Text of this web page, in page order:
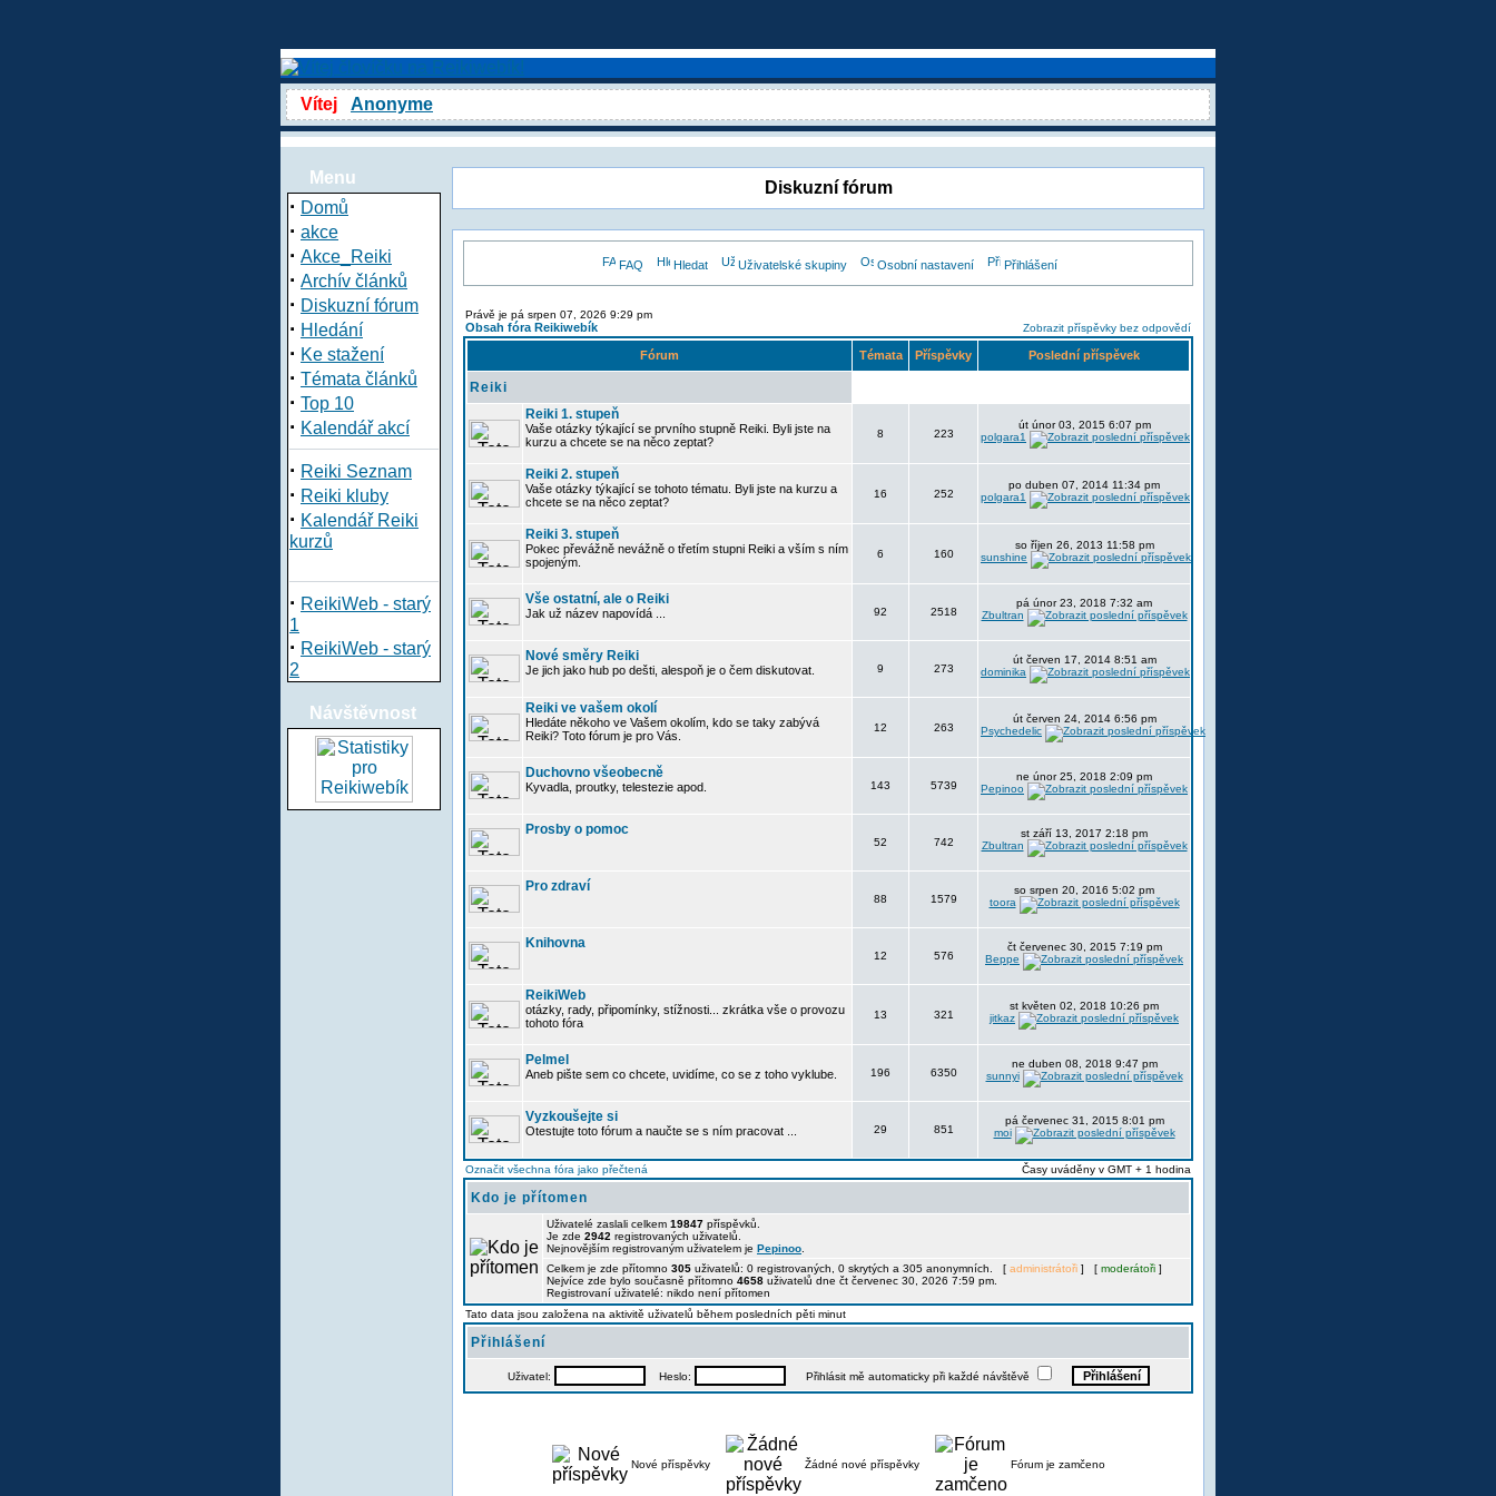
Vítej Anonyme
Menu
· Domů
· akce
· Akce_Reiki
· Archív článků
· Diskuzní fórum
· Hledání
· Ke stažení
· Témata článků
· Top 10
· Kalendář akcí
· Reiki Seznam
· Reiki kluby
· Kalendář Reiki
kurzů
· ReikiWeb - starý
1
· ReikiWeb - starý
2
Návštěvnost
Diskuzní fórum
FAQ Hledat Uživatelské skupiny Osobní nastavení Přihlášení
Právě je pá srpen 07, 2026 9:29 pm
Obsah fóra Reikiwebík Zobrazit příspěvky bez odpovědí
Fórum Témata Příspěvky Poslední příspěvek
Reiki
Reiki 1. stupeň
Vaše otázky týkající se prvního stupně Reiki. Byli jste na
kurzu a chcete se na něco zeptat?
8 223
út únor 03, 2015 6:07 pm
polgara1
Reiki 2. stupeň
Vaše otázky týkající se tohoto tématu. Byli jste na kurzu a
chcete se na něco zeptat?
16 252
po duben 07, 2014 11:34 pm
polgara1
Reiki 3. stupeň
Pokec převážně nevážně o třetím stupni Reiki a vším s ním
spojeným.
6 160
so říjen 26, 2013 11:58 pm
sunshine
Vše ostatní, ale o Reiki
Jak už název napovídá ... 92 2518
pá únor 23, 2018 7:32 am
Zbultran
Nové směry Reiki
Je jich jako hub po dešti, alespoň je o čem diskutovat. 9 273
út červen 17, 2014 8:51 am
dominika
Reiki ve vašem okolí
Hledáte někoho ve Vašem okolím, kdo se taky zabývá
Reiki? Toto fórum je pro Vás.
12 263
út červen 24, 2014 6:56 pm
Psychedelic
Duchovno všeobecně
Kyvadla, proutky, telestezie apod. 143 5739
ne únor 25, 2018 2:09 pm
Pepinoo
Prosby o pomoc
52 742
st září 13, 2017 2:18 pm
Zbultran
Pro zdraví
88 1579
so srpen 20, 2016 5:02 pm
toora
Knihovna
12 576
čt červenec 30, 2015 7:19 pm
Beppe
ReikiWeb
otázky, rady, připomínky, stížnosti... zkrátka vše o provozu
tohoto fóra
13 321
st květen 02, 2018 10:26 pm
jitkaz
Pelmel
Aneb pište sem co chcete, uvidíme, co se z toho vyklube. 196 6350
ne duben 08, 2018 9:47 pm
sunnyi
Vyzkoušejte si
Otestujte toto fórum a naučte se s ním pracovat ... 29 851
pá červenec 31, 2015 8:01 pm
moi
Označit všechna fóra jako přečtená Časy uváděny v GMT + 1 hodina
Kdo je přítomen
Uživatelé zaslali celkem 19847 příspěvků.
Je zde 2942 registrovaných uživatelů.
Nejnovějším registrovaným uživatelem je Pepinoo
Celkem je zde přítomno 305 uživatelů: 0 registrovaných, 0 skrytých a 305 anonymních. [ administrátoři ] [ moderátoři ]
Nejvíce zde bylo současně přítomno 4658 uživatelů dne čt červenec 30, 2026 7:59 pm.
Registrovaní uživatelé: nikdo není přítomen
Tato data jsou založena na aktivitě uživatelů během posledních pěti minut
Přihlášení
Uživatel: Heslo: Přihlásit mě automaticky při každé návštěvě
Nové příspěvky Žádné nové příspěvky Fórum je zamčeno